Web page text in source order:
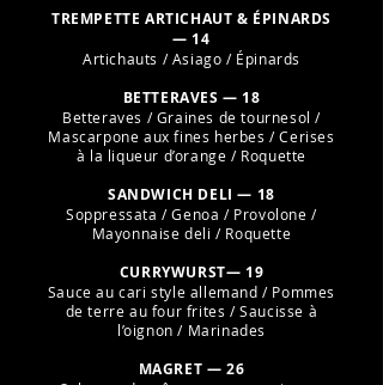
TREMPETTE ARTICHAUT & ÉPINARDS
— 14
Artichauts / Asiago / Épinards
BETTERAVES — 18
Betteraves / Graines de tournesol /
Mascarpone aux fines herbes / Cerises
à la liqueur d’orange / Roquette
SANDWICH DELI — 18
Soppressata / Genoa / Provolone /
Mayonnaise deli / Roquette
CURRYWURST— 19
Sauce au cari style allemand / Pommes
de terre au four frites / Saucisse à
l’oignon / Marinades
MAGRET — 26